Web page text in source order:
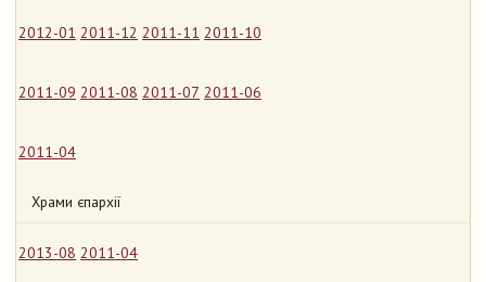
2012-01 2011-12 2011-11 2011-10
2011-09 2011-08 2011-07 2011-06
2011-04
Храми єпархії
2013-08 2011-04